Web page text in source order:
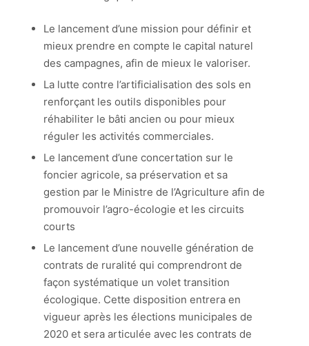
Le lancement d’une mission pour définir et
mieux prendre en compte le capital naturel
des campagnes, afin de mieux le valoriser.
La lutte contre l’artificialisation des sols en
renforçant les outils disponibles pour
réhabiliter le bâti ancien ou pour mieux
réguler les activités commerciales.
Le lancement d’une concertation sur le
foncier agricole, sa préservation et sa
gestion par le Ministre de l’Agriculture afin de
promouvoir l’agro-écologie et les circuits
courts
Le lancement d’une nouvelle génération de
contrats de ruralité qui comprendront de
façon systématique un volet transition
écologique. Cette disposition entrera en
vigueur après les élections municipales de
2020 et sera articulée avec les contrats de